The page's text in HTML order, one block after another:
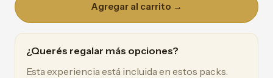
Agregar al carrito →
¿Querés regalar más opciones?
Esta experiencia está incluida en estos packs.